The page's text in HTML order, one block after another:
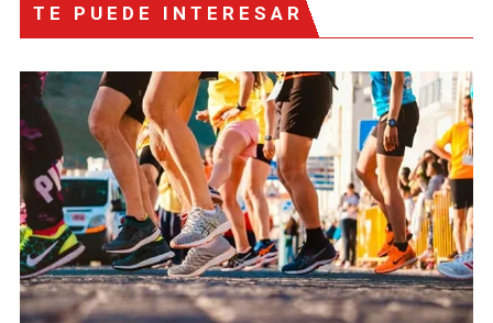
TE PUEDE INTERESAR